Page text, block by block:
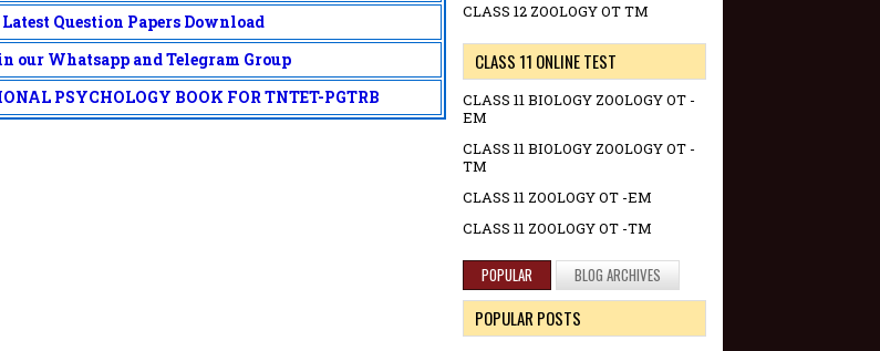
Latest Question Papers Download
our Whatsapp and Telegram Group
PSYCHOLOGY BOOK FOR TNTET-PGTRB
CLASS 12 ZOOLOGY OT TM
CLASS 11 ONLINE TEST
CLASS 11 BIOLOGY ZOOLOGY OT -
EM
CLASS 11 BIOLOGY ZOOLOGY OT -
TM
CLASS 11 ZOOLOGY OT -EM
CLASS 11 ZOOLOGY OT -TM
POPULAR BLOG ARCHIVES
POPULAR POSTS